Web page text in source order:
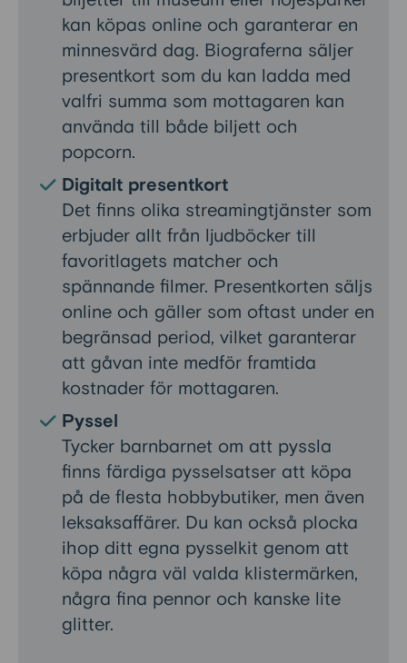
kan köpas online och garanterar en
minnesvärd dag. Biograferna säljer
presentkort som du kan ladda med
valfri summa som mottagaren kan
använda till både biljett och
popcorn.
Digitalt presentkort
Det finns olika streamingtjänster som
erbjuder allt från ljudböcker till
favoritlagets matcher och
spännande filmer. Presentkorten säljs
online och gäller som oftast under en
begränsad period, vilket garanterar
att gåvan inte medför framtida
kostnader för mottagaren.
Pyssel
Tycker barnbarnet om att pyssla
finns färdiga pysselsatser att köpa
på de flesta hobbybutiker, men även
leksaksaffärer. Du kan också plocka
ihop ditt egna pysselkit genom att
köpa några väl valda klistermärken,
några fina pennor och kanske lite
glitter.